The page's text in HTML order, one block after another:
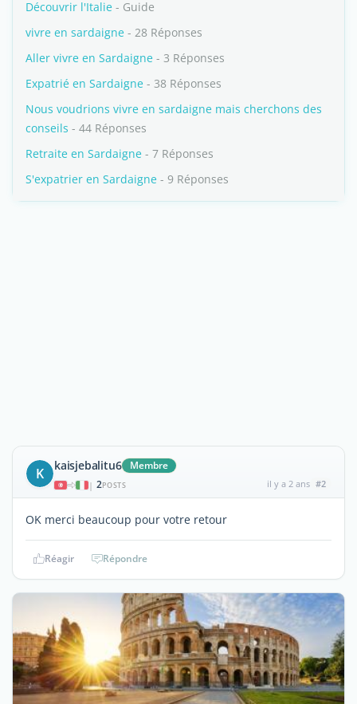
Découvrir l'Italie - Guide
vivre en sardaigne - 28 Réponses
Aller vivre en Sardaigne - 3 Réponses
Expatrié en Sardaigne - 38 Réponses
Nous voudrions vivre en sardaigne mais cherchons des
conseils - 44 Réponses
Retraite en Sardaigne - 7 Réponses
S'expatrier en Sardaigne - 9 Réponses
K kaisjebalitu6 Membre
| 2POSTS il y a 2 ans #2
OK merci beaucoup pour votre retour
Réagir Répondre